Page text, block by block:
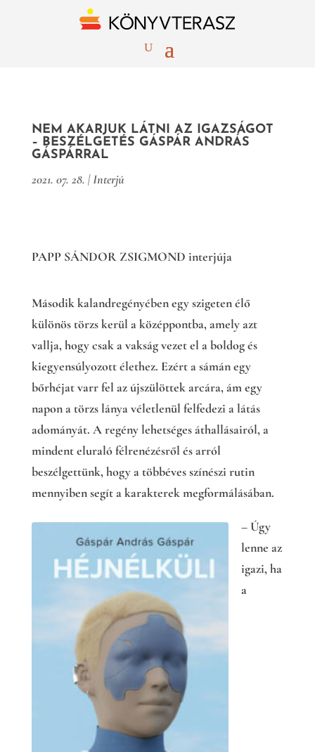
NEM AKARJUK LÁTNI AZ IGAZSÁGOT
– BESZÉLGETÉS GÁSPÁR ANDRÁS
GÁSPÁRRAL
2021. 07. 28. |Interjú
PAPP SÁNDOR ZSIGMOND interjúja
Második kalandregényében egy szigeten élő
különös törzs kerül a középpontba, amely azt
vallja, hogy csak a vakság vezet el a boldog és
kiegyensúlyozott élethez. Ezért a sámán egy
bőrhéjat varr fel az újszülöttek arcára, ám egy
napon a törzs lánya véletlenül felfedezi a látás
adományát. A regény lehetséges áthallásairól, a
mindent eluraló félrenézésről és arról
beszélgettünk, hogy a többéves színészi rutin
mennyiben segít a karakterek megformálásában.
– Úgy
lenne az
igazi, ha
a